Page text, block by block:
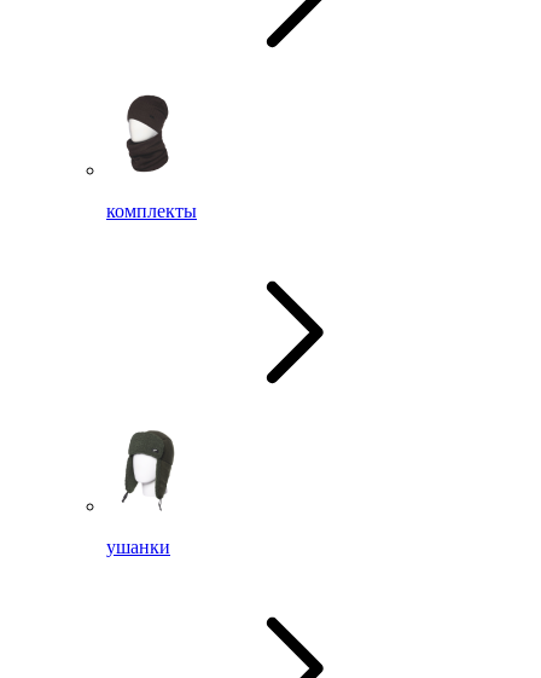
комплекты
ушанки